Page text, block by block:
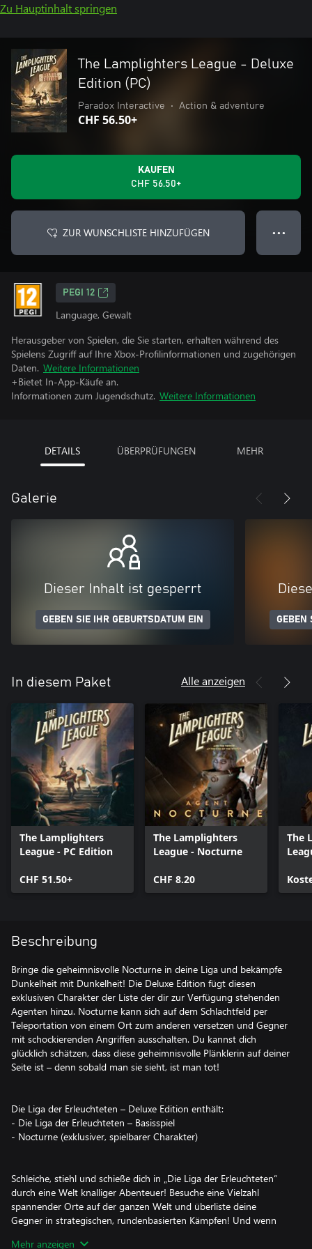
Zu Hauptinhalt springen
The Lamplighters League - Deluxe
Edition (PC)
Paradox Interactive • Action & adventure
CHF 56.50+
KAUFEN
CHF 56.50+
ZUR WUNSCHLISTE HINZUFÜGEN ● ● ●
PEGI 12
Language, Gewalt
Herausgeber von Spielen, die Sie starten, erhalten während des
Spielens Zugriff auf Ihre Xbox-Profilinformationen und zugehörigen
Daten. Weitere Informationen
+Bietet In-App-Käufe an.
Informationen zum Jugendschutz. Weitere Informationen
DETAILS ÜBERPRÜFUNGEN MEHR
Galerie
Dieser Inhalt ist gesperrt
GEBEN SIE IHR GEBURTSDATUM EIN GEBEN
In diesem Paket Alle anzeigen
The Lamplighters
League - PC Edition
CHF 51.50+
The Lamplighters
League - Nocturne
CHF 8.20
The
Beschreibung
Bringe die geheimnisvolle Nocturne in deine Liga und bekämpfe
Dunkelheit mit Dunkelheit! Die Deluxe Edition fügt diesen
exklusiven Charakter der Liste der dir zur Verfügung stehenden
Agenten hinzu. Nocturne kann sich auf dem Schlachtfeld per
Teleportation von einem Ort zum anderen versetzen und Gegner
mit schockierenden Angriffen ausschalten. Du kannst dich
glücklich schätzen, dass diese geheimnisvolle Plänklerin auf deiner
Seite ist – denn sobald man sie sieht, ist man tot!
Die Liga der Erleuchteten – Deluxe Edition enthält:
- Die Liga der Erleuchteten – Basisspiel
- Nocturne (exklusiver, spielbarer Charakter)
Schleiche, stiehl und schieße dich in „Die Liga der Erleuchteten“
durch eine Welt knalliger Abenteuer! Besuche eine Vielzahl
spannender Orte auf der ganzen Welt und überliste deine
Gegner in strategischen, rundenbasierten Kämpfen! Und wenn
Mehr anzeigen